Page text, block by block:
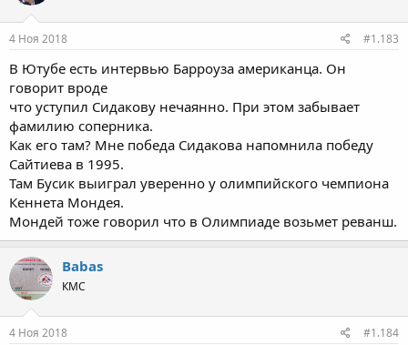
4 Ноя 2018 #1.183
В Ютубе есть интервью Барроуза американца. Он
говорит вроде
что уступил Сидакову нечаянно. При этом забывает
фамилию соперника.
Как его там? Мне победа Сидакова напомнила победу
Сайтиева в 1995.
Там Бусик выиграл уверенно у олимпийского чемпиона
Кеннета Мондея.
Мондей тоже говорил что в Олимпиаде возьмет реванш.
Babas
КМС
4 Ноя 2018 #1.184